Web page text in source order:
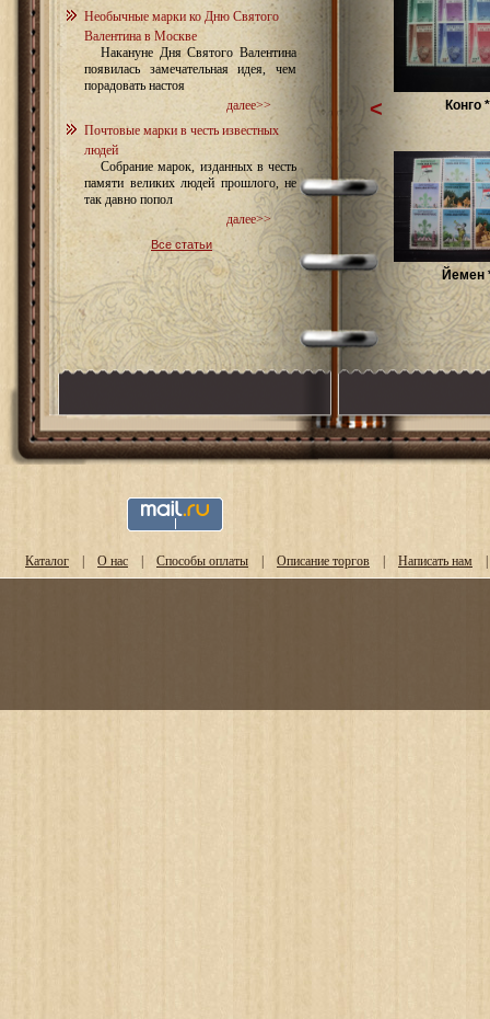
Необычные марки ко Дню Святого
Валентина в Москве
Накануне Дня Святого Валентина
появилась замечательная идея, чем
порадовать настоя
далее>>
Почтовые марки в честь известных
людей
Собрание марок, изданных в честь
памяти великих людей прошлого, не
так давно попол
далее>>
Все статьи
Конго *
Йемен
<
Каталог | О нас | Способы оплаты | Описание торгов | Написать нам |